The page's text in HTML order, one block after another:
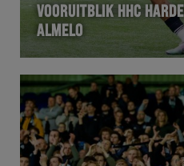
VOORUITBLIK HHC
ALMELO